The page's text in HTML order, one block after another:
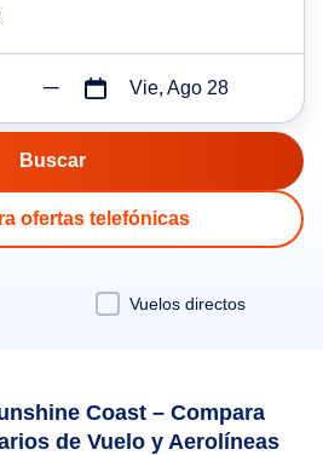
Vie, Ago 28
ofertas telefónicas
Vuelos directos
Coast – Compara
de Vuelo y Aerolíneas